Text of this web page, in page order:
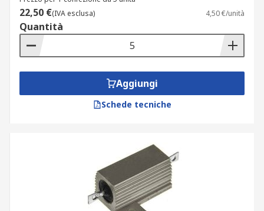
22,50 €(IVA esclusa) 4,50 €/unità
Quantità
Aggiungi
Schede tecniche